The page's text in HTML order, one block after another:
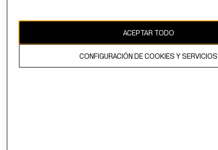
propiedad de H&M Hennes & Mauritz AB.ACEPTAR TODO
CONFIGURACIÓN DE COOKIES Y SERVICIOS